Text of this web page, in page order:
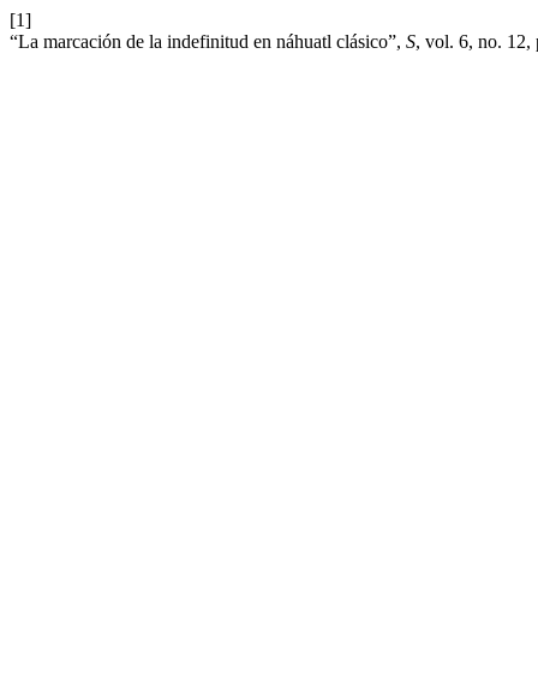
[1]
“La marcación de la indefinitud en náhuatl clásico”, S, vol. 6, no. 12,